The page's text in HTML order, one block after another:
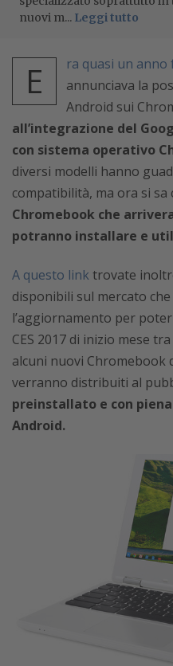
nuovi m... Leggi tutto
E ra quasi un anno
annunciava la
Android sui
all’integrazione del
con sistema operativo
diversi modelli hanno
compatibilità, ma ora si sa
Chromebook che
potranno installare e
A questo linktrovate
disponibili sul mercato
l’aggiornamento per
CES 2017 di inizio mese
alcuni nuovi Chromebook
verranno distribuiti al
preinstallato e con
Android.